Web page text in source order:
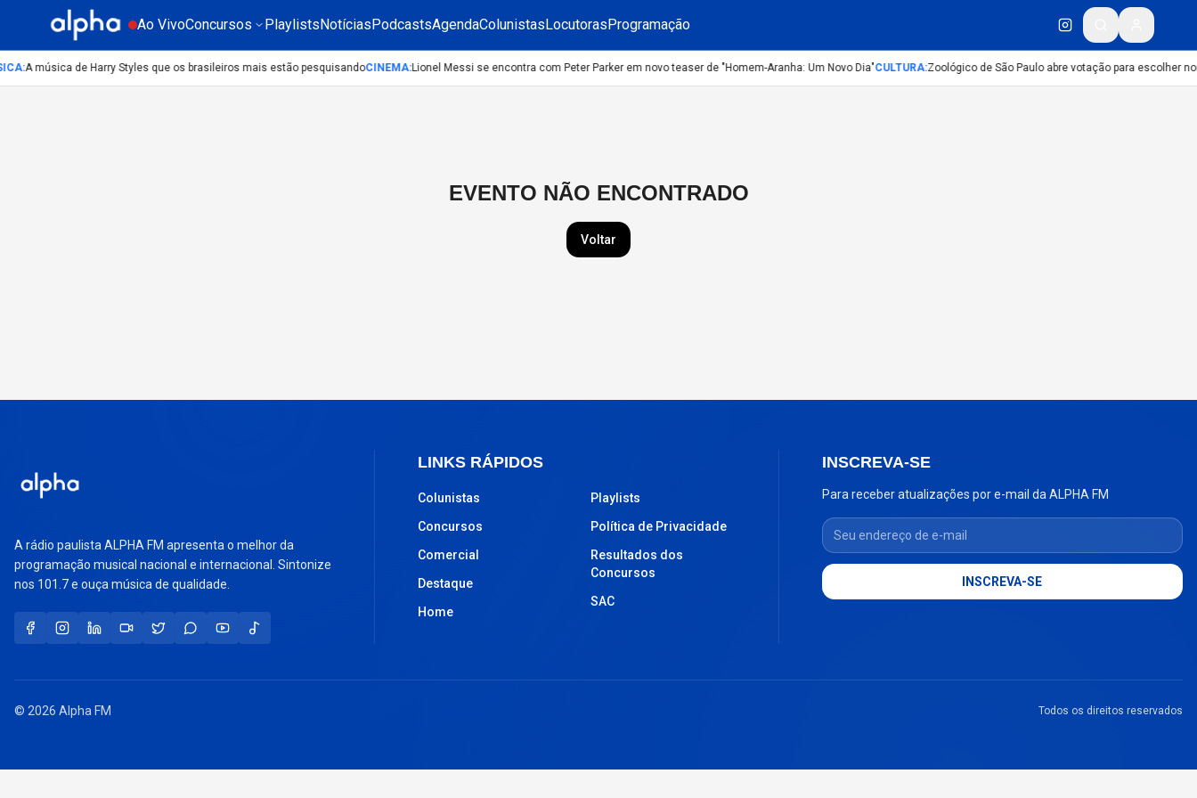
Ao VivoConcursos PlaylistsNotíciasPodcastsAgendaColunistasLocutorasProgramação
:A música de Harry Styles que os brasileiros mais estão pesquisandoCINEMA:Lionel Messi se encontra com Peter Parker em novo teaser de "Homem-Aranha: Um Novo Dia"CULTURA:Zoológico de São Paulo abre votação para escolher
EVENTO NÃO ENCONTRADO
Voltar
A rádio paulista ALPHA FM apresenta o melhor da
programação musical nacional e internacional. Sintonize
nos 101.7 e ouça música de qualidade.
LINKS RÁPIDOS
Colunistas
Concursos
Comercial
Destaque
Home
Playlists
Política de Privacidade
Resultados dos
Concursos
SAC
INSCREVA-SE
Para receber atualizações por e-mail da ALPHA FM
Seu endereço de e-mail
INSCREVA-SE
© 2026 Alpha FM Todos os direitos reservados